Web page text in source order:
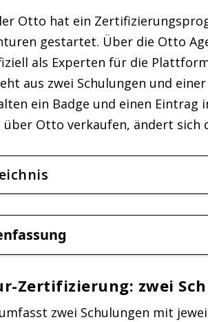
Otto hat ein
gestartet. Über die Otto
als Experten für die
aus zwei Schulungen und
ein Badge und einen Eintrag
über Otto verkaufen, ändert
Zertifizierung: zwei
zwei Schulungen mit